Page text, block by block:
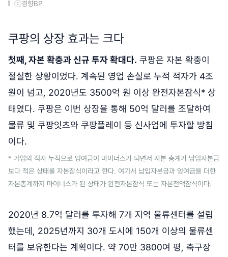
ⓒ경향BP
쿠팡의 상장 효과는 크다
첫째, 자본 확충과 신규 투자 확대다. 쿠팡은 자본 확충이
절실한 상황이었다. 계속된 영업 손실로 누적 적자가 4조
원이 넘고, 2020년도 3500억 원 이상 완전자본잠식* 상
태였다. 쿠팡은 이번 상장을 통해 50억 달러를 조달하여
물류 및 쿠팡잇츠와 쿠팡플레이 등 신사업에 투자할 방침
이다.
* 기업의 적자 누적으로 잉여금이 마이너스가 되면서 자본 총계가 납입자본금
보다 적은 상태를 자본잠식이라고 한다. 여기서 납입자본금과 잉여금을 더한
자본총계까지 마이너스가 된 상태가 완전자본잠식 또는 자본전액잠식이다.
2020년 8.7억 달러를 투자해 7개 지역 물류센터를 설립
했는데, 2025년까지 30개 도시에 150개 이상의 물류센
터를 보유한다는 계획이다. 약 70만 3800여 평, 축구장